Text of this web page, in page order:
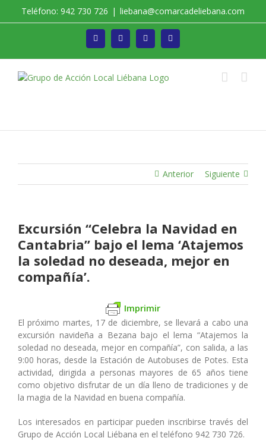
Teléfono: 942 730 726 | liebana@comarcadeliebana.com
Facebook Twitter Instagram
Anterior Siguiente
Excursión “Celebra la Navidad en
Cantabria” bajo el lema ‘Atajemos
la soledad no deseada, mejor en
compañía’.
Imprimir
El próximo martes, 17 de diciembre, se llevará a cabo una
excursión navideña a Bezana bajo el lema “Atajemos la
soledad no deseada, mejor en compañía”, con salida, a las
9:00 horas, desde la Estación de Autobuses de Potes. Esta
actividad, dirigida a personas mayores de 65 años tiene
como objetivo disfrutar de un día lleno de tradiciones y de
la magia de la Navidad en buena compañía.
Los interesados en participar pueden inscribirse través del
Grupo de Acción Local Liébana en el teléfono 942 730 726.